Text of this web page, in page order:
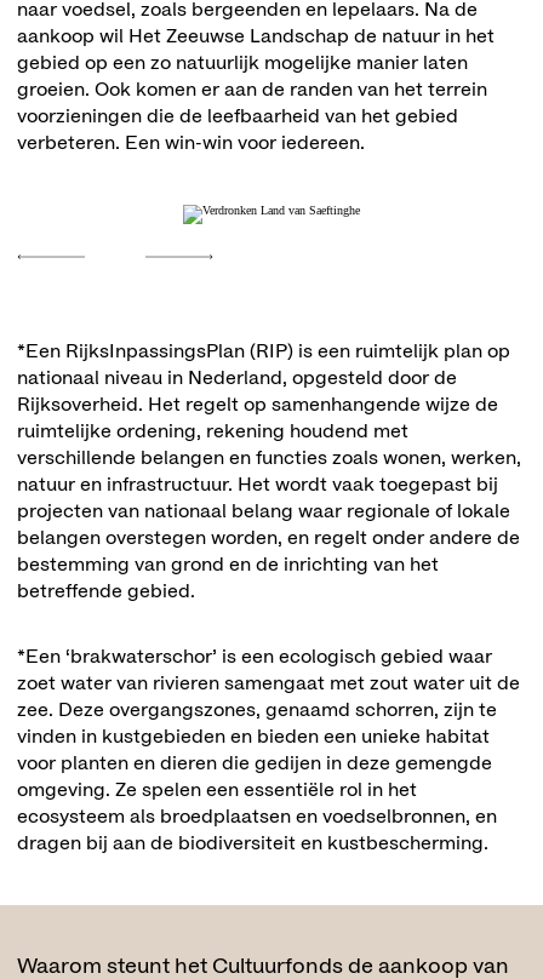
naar voedsel, zoals bergeenden en lepelaars. Na de
aankoop wil Het Zeeuwse Landschap de natuur in het
gebied op een zo natuurlijk mogelijke manier laten
groeien. Ook komen er aan de randen van het terrein
voorzieningen die de leefbaarheid van het gebied
verbeteren. Een win-win voor iedereen.
*Een RijksInpassingsPlan (RIP) is een ruimtelijk plan op
nationaal niveau in Nederland, opgesteld door de
Rijksoverheid. Het regelt op samenhangende wijze de
ruimtelijke ordening, rekening houdend met
verschillende belangen en functies zoals wonen, werken,
natuur en infrastructuur. Het wordt vaak toegepast bij
projecten van nationaal belang waar regionale of lokale
belangen overstegen worden, en regelt onder andere de
bestemming van grond en de inrichting van het
betreffende gebied.
*Een ‘brakwaterschor’ is een ecologisch gebied waar
zoet water van rivieren samengaat met zout water uit de
zee. Deze overgangszones, genaamd schorren, zijn te
vinden in kustgebieden en bieden een unieke habitat
voor planten en dieren die gedijen in deze gemengde
omgeving. Ze spelen een essentiële rol in het
ecosysteem als broedplaatsen en voedselbronnen, en
dragen bij aan de biodiversiteit en kustbescherming.
Waarom steunt het Cultuurfonds de aankoop van